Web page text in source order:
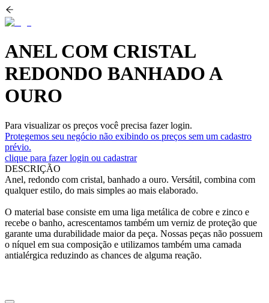
ANEL COM CRISTAL
REDONDO BANHADO A
OURO
Para visualizar os preços você precisa fazer login.
Protegemos seu negócio não exibindo os preços sem um cadastro
prévio.
clique para fazer login ou cadastrar
DESCRIÇÃO
Anel, redondo com cristal, banhado a ouro. Versátil, combina com
qualquer estilo, do mais simples ao mais elaborado.
O material base consiste em uma liga metálica de cobre e zinco e
recebe o banho, acrescentamos também um verniz de proteção que
garante uma durabilidade maior da peça. Nossas peças não possuem
o níquel em sua composição e utilizamos também uma camada
antialérgica reduzindo as chances de alguma reação.